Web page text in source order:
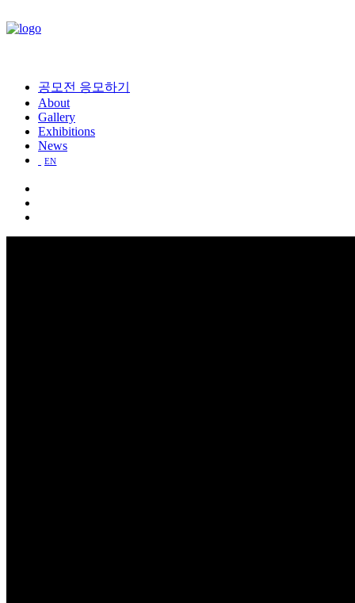
공모전 응모하기
About
Gallery
Exhibitions
News
EN